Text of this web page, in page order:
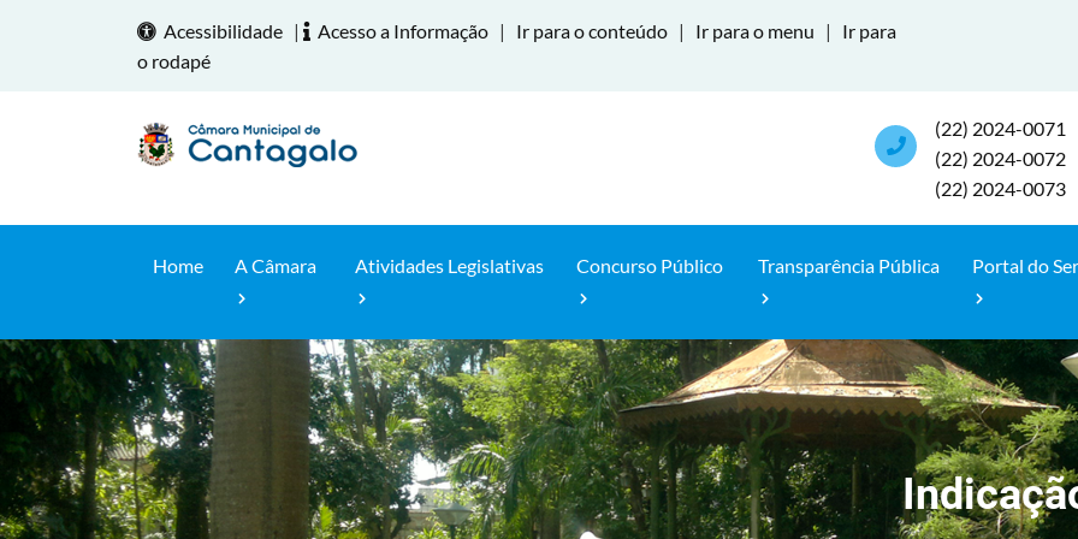
Acessibilidade | Acesso a Informação | Ir para o conteúdo | Ir para o menu |
Ir para
o rodapé
(22) 2024-0071
(22) 2024-0072
(22) 2024-0073
Home A Câmara Atividades Legislativas Concurso Público Transparência Pública Portal do